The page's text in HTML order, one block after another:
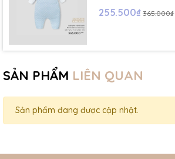
255.500₫ 365.000₫
SẢN PHẨM LIÊN QUAN
Sản phẩm đang được cập nhật.